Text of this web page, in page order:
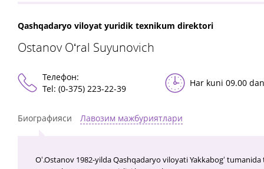
Qashqadaryo viloyat yuridik texnikum direktori
Ostanov Oʻral Suyunovich
Телефон:
Tel: (0-375) 223-22-39
Har kuni 09.00
Биографияси Лавозим мажбуриятлари
Oʻ.Ostanov 1982-yilda Qashqadaryo viloyati Yakkabogʻ